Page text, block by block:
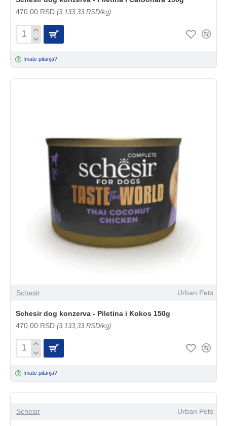
470,00 RSD (3.133,33 RSD/kg)
Imate pitanja?
Schesir Urban Pets
Schesir dog konzerva - Piletina i Kokos 150g
470,00 RSD (3.133,33 RSD/kg)
Imate pitanja?
Schesir Urban Pets